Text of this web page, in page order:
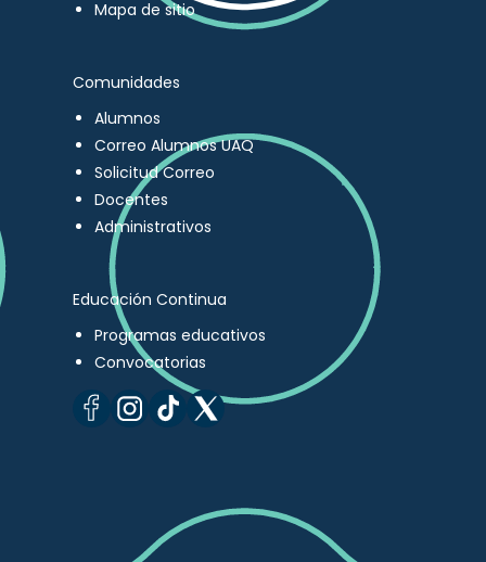
Mapa de sitio
Comunidades
Alumnos
Correo Alumnos UAQ
Solicitud Correo
Docentes
Administrativos
Educación Continua
Programas educativos
Convocatorias